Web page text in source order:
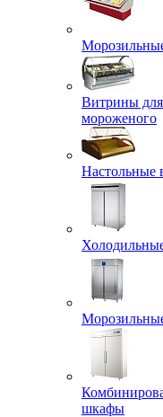
Витрины для
мороженого
Настольные
шкафы